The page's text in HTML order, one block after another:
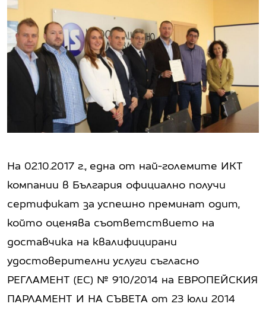
На 02.10.2017 г., една от най-големите ИКТ
компании в България официално получи
сертификат за успешно преминат одит,
който оценява съответствието на
доставчика на квалифицирани
удостоверителни услуги съгласно
РЕГЛАМЕНТ (ЕС) № 910/2014 на ЕВРОПЕЙСКИЯ
ПАРЛАМЕНТ И НА СЪВЕТА от 23 юли 2014